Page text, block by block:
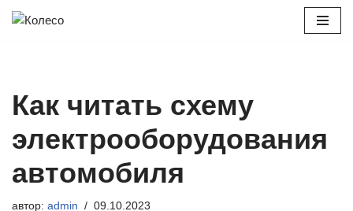
Как читать схему
электрооборудования
автомобиля
автор: admin 09.10.2023